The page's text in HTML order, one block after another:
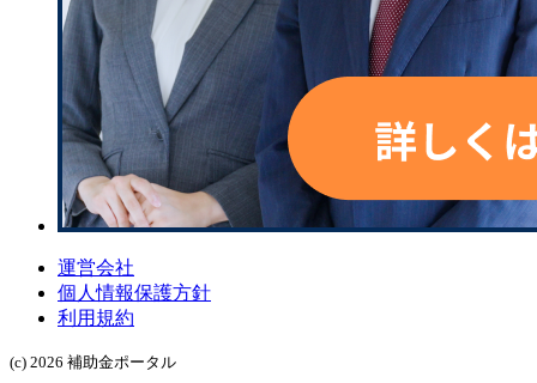
運営会社
個人情報保護方針
利用規約
(c) 2026 補助金ポータル